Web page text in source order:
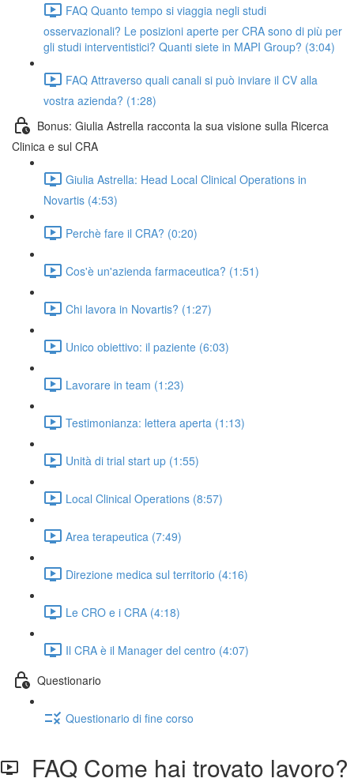
FAQ Quanto tempo si viaggia negli studi
osservazionali? Le posizioni aperte per CRA sono di più per
gli studi interventistici? Quanti siete in MAPI Group? (3:04)
FAQ Attraverso quali canali si può inviare il CV alla
vostra azienda? (1:28)
Bonus: Giulia Astrella racconta la sua visione sulla Ricerca
Clinica e sul CRA
Giulia Astrella: Head Local Clinical Operations in
Novartis (4:53)
Perchè fare il CRA? (0:20)
Cos'è un'azienda farmaceutica? (1:51)
Chi lavora in Novartis? (1:27)
Unico obiettivo: il paziente (6:03)
Lavorare in team (1:23)
Testimonianza: lettera aperta (1:13)
Unità di trial start up (1:55)
Local Clinical Operations (8:57)
Area terapeutica (7:49)
Direzione medica sul territorio (4:16)
Le CRO e i CRA (4:18)
Il CRA è il Manager del centro (4:07)
Questionario
Questionario di fine corso
FAQ Come hai trovato lavoro?